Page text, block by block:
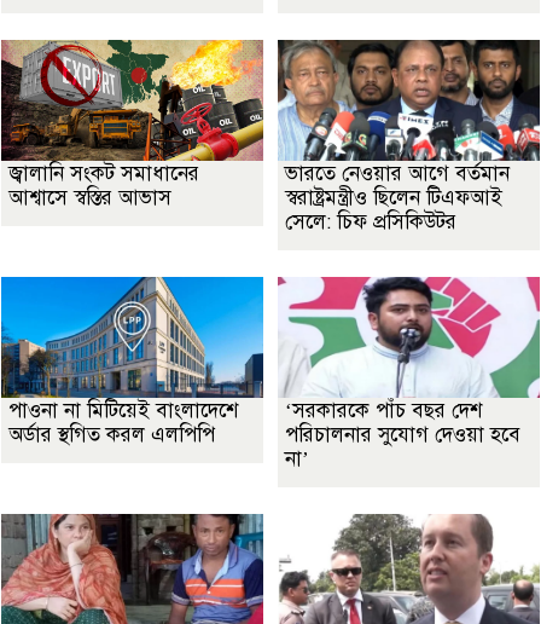
জ্বালানি সংকট সমাধানের
আশ্বাসে স্বস্তির আভাস
ভারতে নেওয়ার আগে বর্তমান
স্বরাষ্ট্রমন্ত্রীও ছিলেন টিএফআই
সেলে: চিফ প্রসিকিউটর
পাওনা না মিটিয়েই বাংলাদেশে
অর্ডার স্থগিত করল এলপিপি
‘সরকারকে পাঁচ বছর দেশ
পরিচালনার সুযোগ দেওয়া হবে
না’